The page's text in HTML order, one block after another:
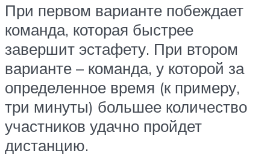
При первом варианте побеждает
команда, которая быстрее
завершит эстафету. При втором
варианте – команда, у которой за
определенное время (к примеру,
три минуты) большее количество
участников удачно пройдет
дистанцию.